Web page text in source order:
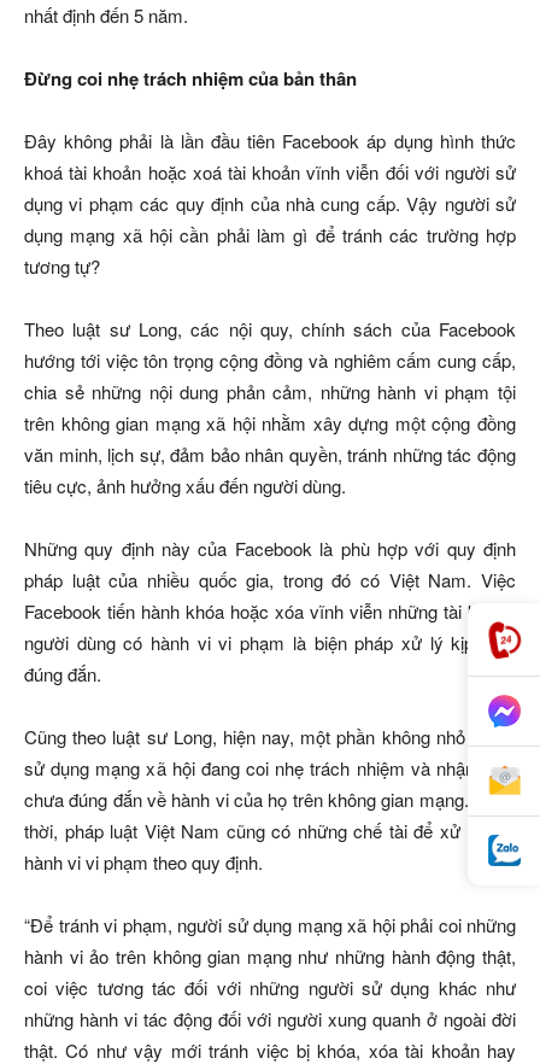
nhất định đến 5 năm.
Đừng coi nhẹ trách nhiệm của bản thân
Đây không phải là lần đầu tiên Facebook áp dụng hình thức
khoá tài khoản hoặc xoá tài khoản vĩnh viễn đối với người sử
dụng vi phạm các quy định của nhà cung cấp. Vậy người sử
dụng mạng xã hội cần phải làm gì để tránh các trường hợp
tương tự?
Theo luật sư Long, các nội quy, chính sách của Facebook
hướng tới việc tôn trọng cộng đồng và nghiêm cấm cung cấp,
chia sẻ những nội dung phản cảm, những hành vi phạm tội
trên không gian mạng xã hội nhằm xây dựng một cộng đồng
văn minh, lịch sự, đảm bảo nhân quyền, tránh những tác động
tiêu cực, ảnh hưởng xấu đến người dùng.
Những quy định này của Facebook là phù hợp với quy định
pháp luật của nhiều quốc gia, trong đó có Việt Nam. Việc
Facebook tiến hành khóa hoặc xóa vĩnh viễn những tài khoản
người dùng có hành vi vi phạm là biện pháp xử lý kịp thời,
đúng đắn.
Cũng theo luật sư Long, hiện nay, một phần không nhỏ người
sử dụng mạng xã hội đang coi nhẹ trách nhiệm và nhận thức
chưa đúng đắn về hành vi của họ trên không gian mạng. Đồng
thời, pháp luật Việt Nam cũng có những chế tài để xử lý các
hành vi vi phạm theo quy định.
“Để tránh vi phạm, người sử dụng mạng xã hội phải coi những
hành vi ảo trên không gian mạng như những hành động thật,
coi việc tương tác đối với những người sử dụng khác như
những hành vi tác động đối với người xung quanh ở ngoài đời
thật. Có như vậy mới tránh việc bị khóa, xóa tài khoản hay